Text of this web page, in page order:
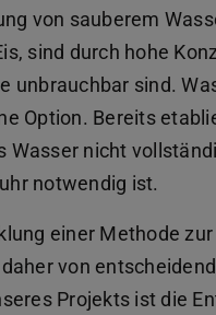
von sauberem
sind durch hohe
unbrauchbar sind.
Option. Bereits
Wasser nicht
notwendig ist.
einer Methode
von
Projekts ist die